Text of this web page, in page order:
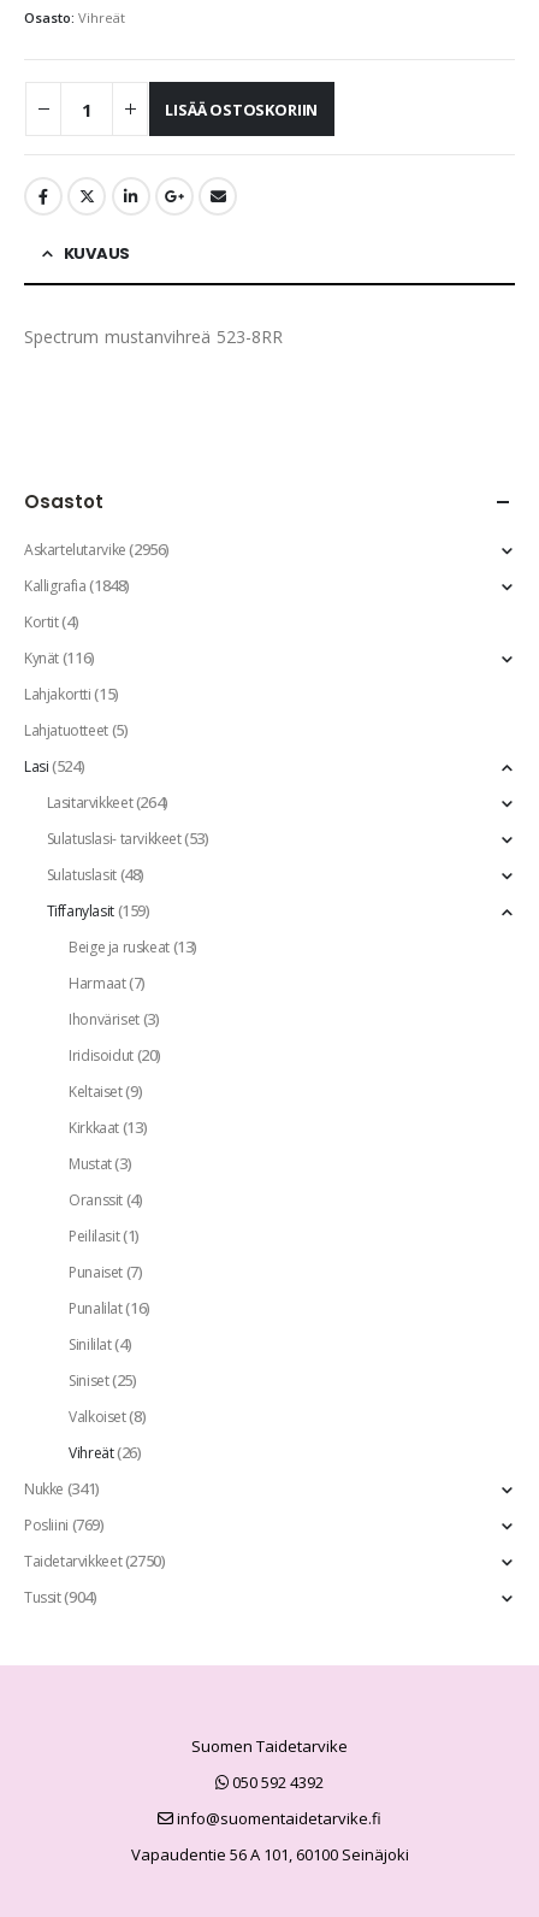
Osasto: Vihreät
LISÄÄ OSTOSKORIIN
KUVAUS
Spectrum mustanvihreä 523-8RR
Osastot
Askartelutarvike(2956)
Kalligrafia(1848)
Kortit(4)
Kynät(116)
Lahjakortti(15)
Lahjatuotteet(5)
Lasi(524)
Lasitarvikkeet(264)
Sulatuslasi- tarvikkeet(53)
Sulatuslasit(48)
Tiffanylasit(159)
Beige ja ruskeat(13)
Harmaat(7)
Ihonväriset(3)
Iridisoidut(20)
Keltaiset(9)
Kirkkaat(13)
Mustat(3)
Oranssit(4)
Peililasit(1)
Punaiset(7)
Punalilat(16)
Sinililat(4)
Siniset(25)
Valkoiset(8)
Vihreät(26)
Nukke (341)
Posliini (769)
Taidetarvikkeet(2750)
Tussit(904)
Suomen Taidetarvike
050 592 4392
info@suomentaidetarvike.fi
Vapaudentie 56 A 101, 60100 Seinäjoki